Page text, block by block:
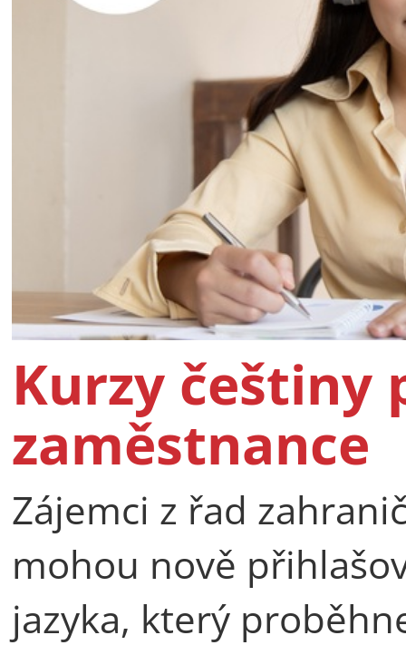
Kurzy češtiny
zaměstnance
Zájemci z řad
mohou nově
jazyka, který